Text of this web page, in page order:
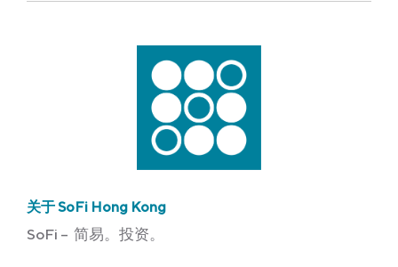
关于 SoFi Hong Kong
SoFi – 简易。投资。